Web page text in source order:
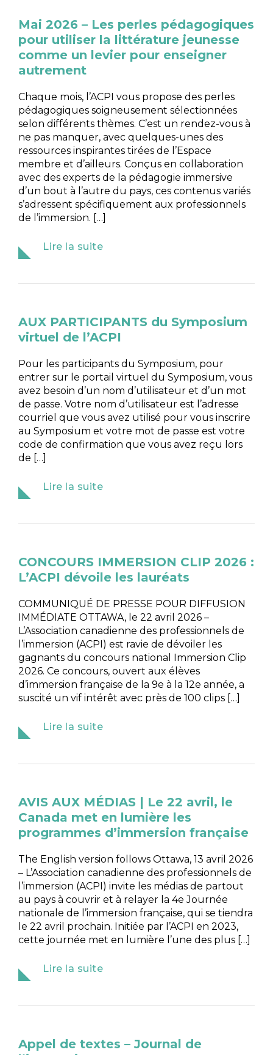
Mai 2026 – Les perles pédagogiques
pour utiliser la littérature jeunesse
comme un levier pour enseigner
autrement
Chaque mois, l’ACPI vous propose des perles
pédagogiques soigneusement sélectionnées
selon différents thèmes. C’est un rendez-vous à
ne pas manquer, avec quelques-unes des
ressources inspirantes tirées de l’Espace
membre et d’ailleurs. Conçus en collaboration
avec des experts de la pédagogie immersive
d’un bout à l’autre du pays, ces contenus variés
s’adressent spécifiquement aux professionnels
de l’immersion. […]
Lire la suite
AUX PARTICIPANTS du Symposium
virtuel de l’ACPI
Pour les participants du Symposium, pour
entrer sur le portail virtuel du Symposium, vous
avez besoin d’un nom d’utilisateur et d’un mot
de passe. Votre nom d’utilisateur est l’adresse
courriel que vous avez utilisé pour vous inscrire
au Symposium et votre mot de passe est votre
code de confirmation que vous avez reçu lors
de […]
Lire la suite
CONCOURS IMMERSION CLIP 2026 :
L’ACPI dévoile les lauréats
COMMUNIQUÉ DE PRESSE POUR DIFFUSION
IMMÉDIATE OTTAWA, le 22 avril 2026 –
L’Association canadienne des professionnels de
l’immersion (ACPI) est ravie de dévoiler les
gagnants du concours national Immersion Clip
2026. Ce concours, ouvert aux élèves
d’immersion française de la 9e à la 12e année, a
suscité un vif intérêt avec près de 100 clips […]
Lire la suite
AVIS AUX MÉDIAS | Le 22 avril, le
Canada met en lumière les
programmes d’immersion française
The English version follows Ottawa, 13 avril 2026
– L’Association canadienne des professionnels de
l’immersion (ACPI) invite les médias de partout
au pays à couvrir et à relayer la 4e Journée
nationale de l’immersion française, qui se tiendra
le 22 avril prochain. Initiée par l’ACPI en 2023,
cette journée met en lumière l’une des plus […]
Lire la suite
Appel de textes – Journal de